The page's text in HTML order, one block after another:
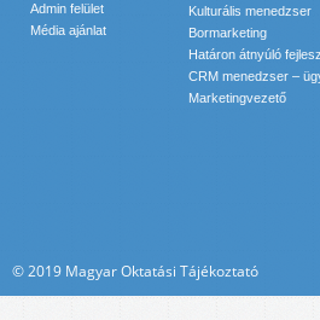
Admin felület
Média ajánlat
Kulturális menedzser
Bormarketing
Határon átnyúló
CRM menedzser –
Marketingvezető
© 2019 Magyar Oktatási Tájékoztató